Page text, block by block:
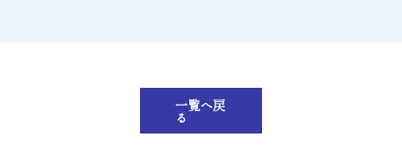
一覧へ戻
る